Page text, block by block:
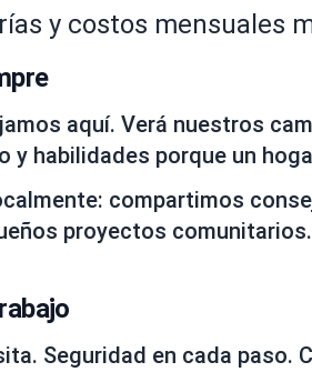
y costos mensuales
aquí. Verá nuestros
y habilidades porque un
compartimos
proyectos
Seguridad en cada